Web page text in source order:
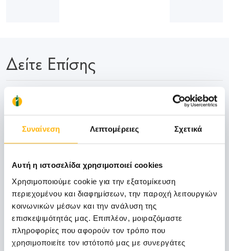
Συναίνεση Λεπτομέρειες Σχετικά
Αυτή η ιστοσελίδα χρησιμοποιεί cookies
Χρησιμοποιούμε cookie για την εξατομίκευση
περιεχομένου και διαφημίσεων, την παροχή λειτουργιών
κοινωνικών μέσων και την ανάλυση της
επισκεψιμότητάς μας. Επιπλέον, μοιραζόμαστε
πληροφορίες που αφορούν τον τρόπο που
χρησιμοποιείτε τον ιστότοπό μας με συνεργάτες
Δείτε Επίσης
06
06 - 07 ΝΟΕ
ΙΑΣΩ Γενική Κλινική: Επιστημονική
Διημερίδα «Γυναικολογικές νεοπλασίες και
νεοπλασίες ουροποιητικού και μαστού:
Θεραπευτικά διλήμματα και νεότερα
δεδομένα από το ESMO 2026»